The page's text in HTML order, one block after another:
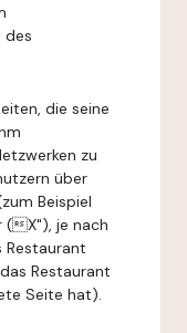
des
die seine
zu
über
Beispiel
(X"), je nach
Restaurant
Restaurant
Seite hat).